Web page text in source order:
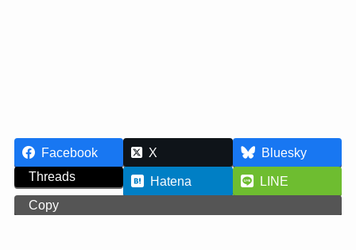
Facebook X
Bluesky
Threads
Hatena
LINE
Copy